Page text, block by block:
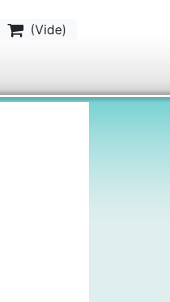
(Vide)